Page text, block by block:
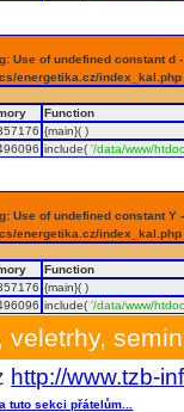
Use of undefined constant
energetika.cz/
Function
{main}( )
include('/data/www/
Use of undefined constant
energetika.cz/
Function
{main}( )
include('/data/www/
veletrhy,
http://www.tzb-
tuto sekci přátelům...